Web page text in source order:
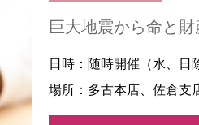
巨大地震から命と
日時：随時開催（水、日
場所：多古本店、佐倉支